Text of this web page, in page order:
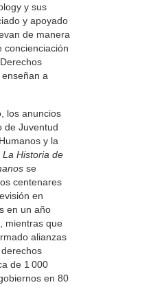
y sus
y apoyado
de manera
concienciación
a
los anuncios
de Juventud
y la
La Historia de
se
centenares
en
en un año
mientras que
alianzas
de 1 000
en 80